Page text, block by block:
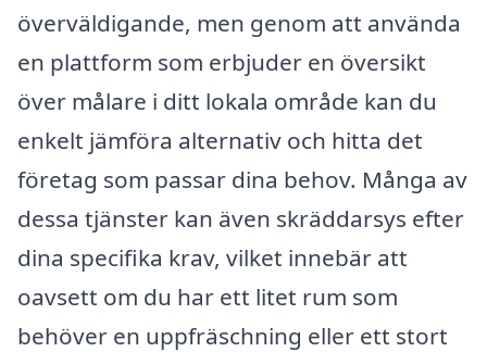
överväldigande, men genom att använda
en plattform som erbjuder en översikt
över målare i ditt lokala område kan du
enkelt jämföra alternativ och hitta det
företag som passar dina behov. Många av
dessa tjänster kan även skräddarsys efter
dina specifika krav, vilket innebär att
oavsett om du har ett litet rum som
behöver en uppfräschning eller ett stort